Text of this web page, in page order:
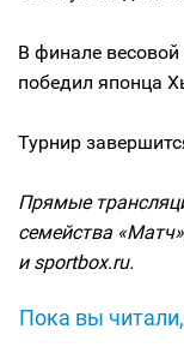
В финале
победил японца
Турнир
Прямые
семейства
и sportbox.ru.
Пока вы